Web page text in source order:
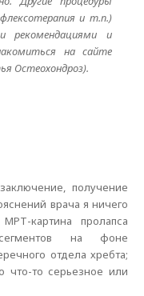
и т.п.)
рекомендациями и
на сайте
Остеохондроз).
получение
врача я ничего
картина пролапса
на фоне
отдела хребта;
что-то серьезное или